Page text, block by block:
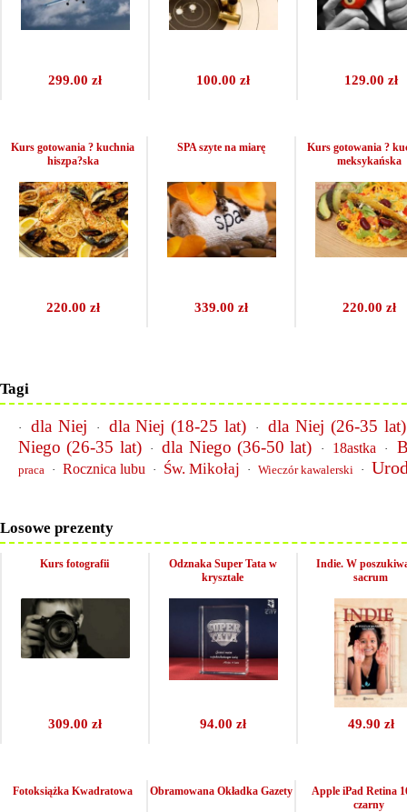
299.00 zł 100.00 zł 129.00 zł
220.00 zł
Kurs gotowania ? kuchnia
hiszpa?ska
339.00 zł
SPA szyte na miarę
220.00 zł
Kurs gotowania ?
meksykańska
Tagi
· dla Niej · dla Niej (18-25 lat) ·
dla Niej (26-35 lat)
Niego (26-35 lat)
· dla Niego (36-50 lat) · 18astka ·
praca · Rocznica lubu · Św. Mikołaj · Wieczór kawalerski ·
Losowe prezenty
309.00 zł
Kurs fotografii
94.00 zł
Odznaka Super Tata w
krysztale
49.90 zł
Indie. W
sacrum
Fotoksiążka Kwadratowa Obramowana Okładka Gazety
Apple iPad Retina
czarny